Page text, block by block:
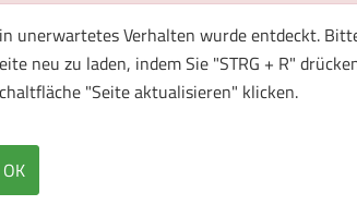
unerwartetes Verhalten wurde entdeckt.
neu zu laden, indem Sie "STRG + R"
"Seite aktualisieren" klicken.
OK
1 Muster
Mit dieser wertigen
völlig neu gestalteter